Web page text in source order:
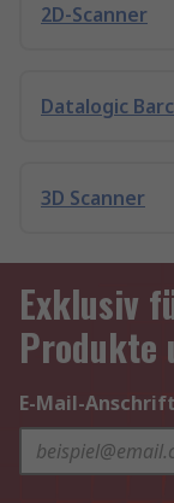
2D-Scanner
Datalogic
3D Scanner
Exklusiv
Produkte
E-Mail-Anschrift